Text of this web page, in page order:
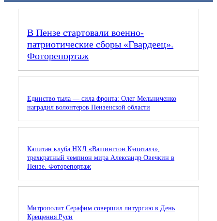
В Пензе стартовали военно-
патриотические сборы «Гвардеец».
Фоторепортаж
Единство тыла — сила фронта: Олег Мельниченко
наградил волонтеров Пензенской области
Капитан клуба НХЛ «Вашингтон Кэпиталз»,
трехкратный чемпион мира Александр Овечкин в
Пензе. Фоторепортаж
Митрополит Серафим совершил литургию в День
Крещения Руси